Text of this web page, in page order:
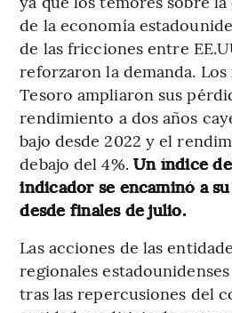
de la economía
de las fricciones entre
reforzaron la demanda.
Tesoro ampliaron sus
rendimiento a dos años
bajo desde 2022 y el
debajo del 4%.Un índice
indicador se encaminó a
desde finales de julio.
Las acciones de las
regionales
tras las repercusiones del